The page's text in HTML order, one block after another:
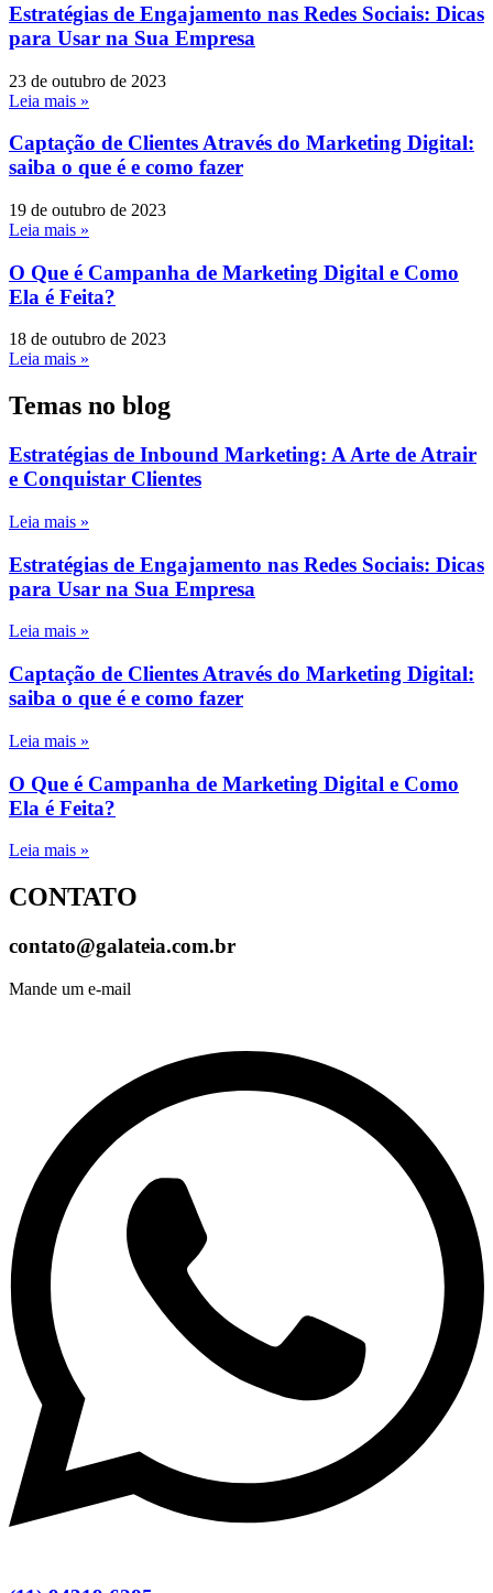
Estratégias de Engajamento nas Redes Sociais: Dicas
para Usar na Sua Empresa
23 de outubro de 2023
Leia mais »
Captação de Clientes Através do Marketing Digital:
saiba o que é e como fazer
19 de outubro de 2023
Leia mais »
O Que é Campanha de Marketing Digital e Como
Ela é Feita?
18 de outubro de 2023
Leia mais »
Temas no blog
Estratégias de Inbound Marketing: A Arte de Atrair
e Conquistar Clientes
Leia mais »
Estratégias de Engajamento nas Redes Sociais: Dicas
para Usar na Sua Empresa
Leia mais »
Captação de Clientes Através do Marketing Digital:
saiba o que é e como fazer
Leia mais »
O Que é Campanha de Marketing Digital e Como
Ela é Feita?
Leia mais »
CONTATO
contato@galateia.com.br
Mande um e-mail